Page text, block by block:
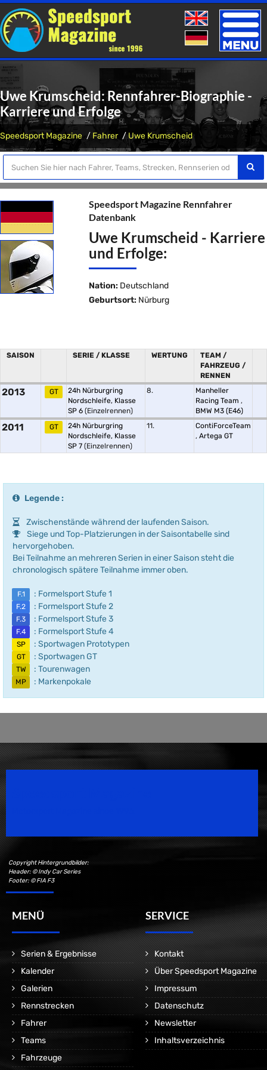
Toggle
Uwe Krumscheid: Rennfahrer-Biographie -
Karriere und Erfolge
Speedsport Magazine Fahrer Uwe Krumscheid
Speedsport Magazine Rennfahrer
Datenbank
Uwe Krumscheid - Karriere
und Erfolge:
Nation: Deutschland
Geburtsort: Nürburg
SAISON SERIE / KLASSE WERTUNG
TEAM /
FAHRZEUG /
RENNEN
2013 GT
24h Nürburgring
Nordschleife, Klasse
SP 6 (Einzelrennen)
8.
Manheller
Racing Team ,
BMW M3 (E46)
2011 GT
24h Nürburgring
Nordschleife, Klasse
SP 7 (Einzelrennen)
11.
ContiForceTeam
, Artega GT
Legende :
Zwischenstände während der laufenden Saison.
Siege und Top-Platzierungen in der Saisontabelle sind
hervorgehoben.
Bei Teilnahme an mehreren Serien in einer Saison steht die
chronologisch spätere Teilnahme immer oben.
F.1 : Formelsport Stufe 1
F.2 : Formelsport Stufe 2
F.3 : Formelsport Stufe 3
F.4 : Formelsport Stufe 4
SP : Sportwagen Prototypen
GT : Sportwagen GT
TW : Tourenwagen
MP : Markenpokale
Copyright Hintergrundbilder:
Header: © Indy Car Series
Footer: © FIA F3
MENÜ
Serien & Ergebnisse
Kalender
Galerien
Rennstrecken
Fahrer
Teams
Fahrzeuge
SERVICE
Kontakt
Über Speedsport Magazine
Impressum
Datenschutz
Newsletter
Inhaltsverzeichnis